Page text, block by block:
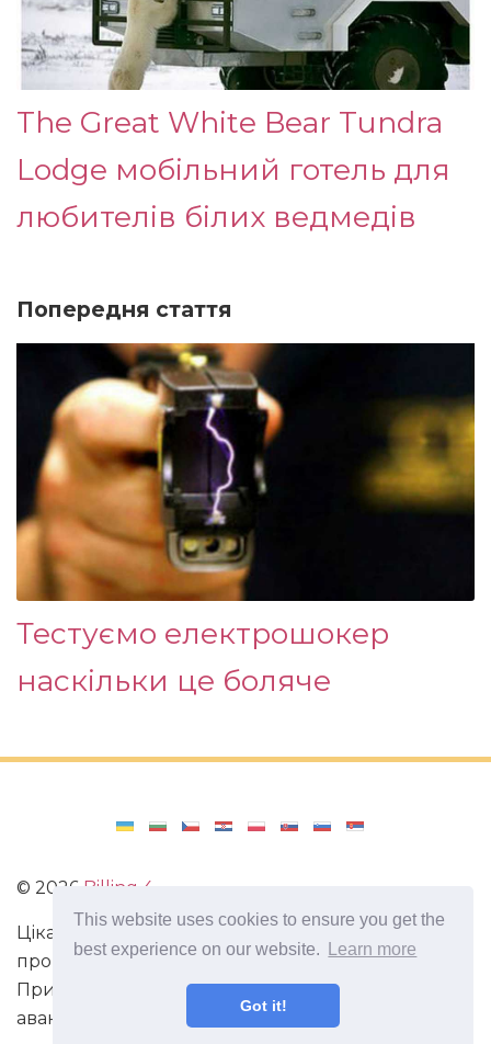
This website uses cookies to ensure you get the
best experience on our website.
Learn more
Got it!
The Great White Bear Tundra
Lodge мобільний готель для
любителів білих ведмедів
Попередня стаття
Тестуємо електрошокер
наскільки це боляче
© 2026 Billing 4
Цікаві та захоплюючі факти з усього світу. Статті
про виживання в непередбачених ситуаціях.
Пригоди, маршрути і спосіб життя сучасного
авантюриста. Все про мистецтво магії.